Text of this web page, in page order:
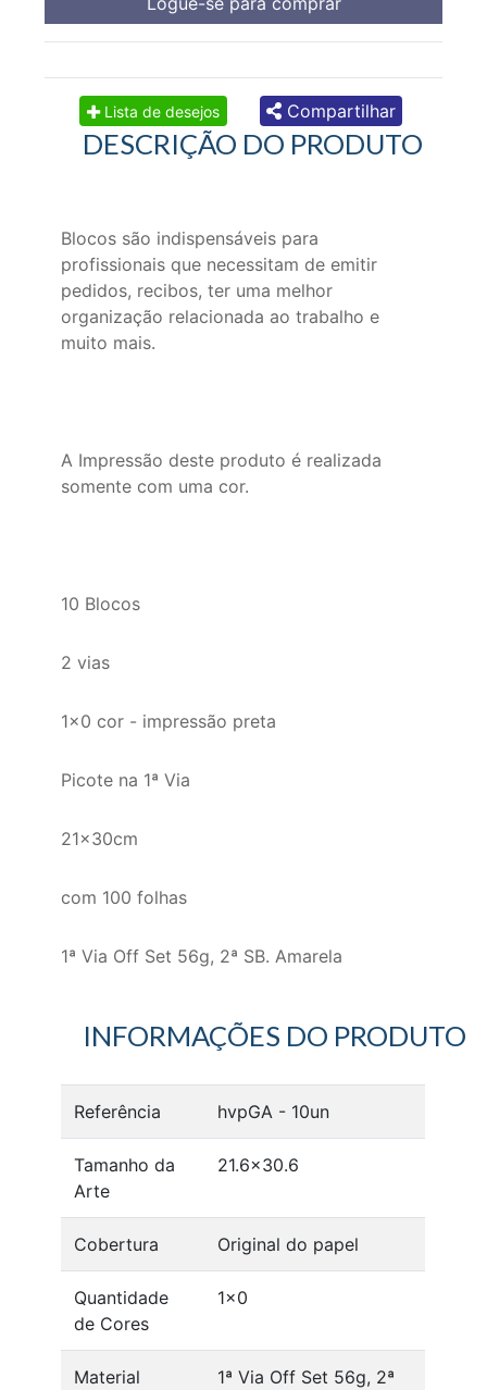
Lista de desejos Compartilhar
DESCRIÇÃO DO PRODUTO
Blocos são indispensáveis para
profissionais que necessitam de emitir
pedidos, recibos, ter uma melhor
organização relacionada ao trabalho e
muito mais.
A Impressão deste produto é realizada
somente com uma cor.
10 Blocos
2 vias
1x0 cor - impressão preta
Picote na 1ª Via
21x30cm
com 100 folhas
1ª Via Off Set 56g, 2ª SB. Amarela
INFORMAÇÕES DO PRODUTO
Referência hvpGA - 10un
Tamanho da
Arte
21.6x30.6
Cobertura Original do papel
Quantidade
de Cores
1x0
Material
1ª Via Off Set 56g, 2ª